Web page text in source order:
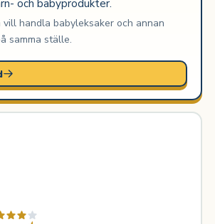
handla babyleksaker och annan
samma ställe.